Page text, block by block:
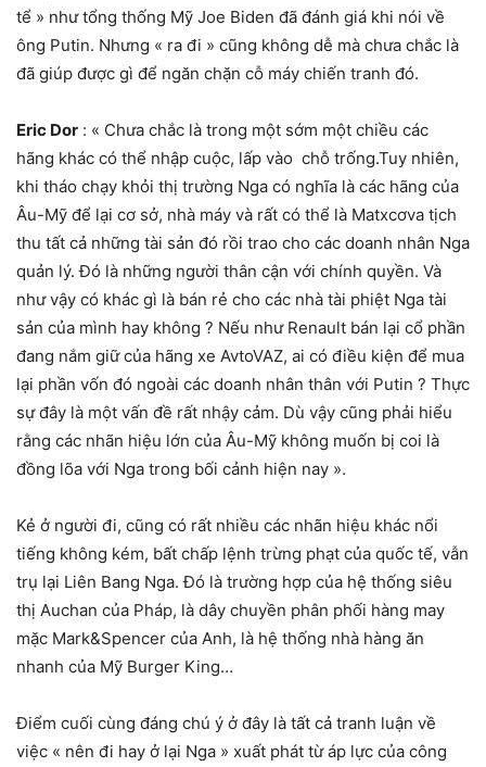
tể » như tổng thống Mỹ Joe Biden đã đánh giá khi nói về
ông Putin. Nhưng « ra đi » cũng không dễ mà chưa chắc là
đã giúp được gì để ngăn chặn cỗ máy chiến tranh đó.
Eric Dor : « Chưa chắc là trong một sớm một chiều các
hãng khác có thể nhập cuộc, lấp vào chỗ trống.Tuy nhiên,
khi tháo chạy khỏi thị trường Nga có nghĩa là các hãng của
Âu-Mỹ để lại cơ sở, nhà máy và rất có thể là Matxcơva tịch
thu tất cả những tài sản đó rồi trao cho các doanh nhân Nga
quản lý. Đó là những người thân cận với chính quyền. Và
như vậy có khác gì là bán rẻ cho các nhà tài phiệt Nga tài
sản của mình hay không ? Nếu như Renault bán lại cổ phần
đang nắm giữ của hãng xe AvtoVAZ, ai có điều kiện để mua
lại phần vốn đó ngoài các doanh nhân thân với Putin ? Thực
sự đây là một vấn đề rất nhậy cảm. Dù vậy cũng phải hiểu
rằng các nhãn hiệu lớn của Âu-Mỹ không muốn bị coi là
đồng lõa với Nga trong bối cảnh hiện nay ».
Kẻ ở người đi, cũng có rất nhiều các nhãn hiệu khác nổi
tiếng không kém, bất chấp lệnh trừng phạt của quốc tế, vẫn
trụ lại Liên Bang Nga. Đó là trường hợp của hệ thống siêu
thị Auchan của Pháp, là dây chuyền phân phối hàng may
mặc Mark&Spencer của Anh, là hệ thống nhà hàng ăn
nhanh của Mỹ Burger King…
Điểm cuối cùng đáng chú ý ở đây là tất cả tranh luận về
việc « nên đi hay ở lại Nga » xuất phát từ áp lực của công